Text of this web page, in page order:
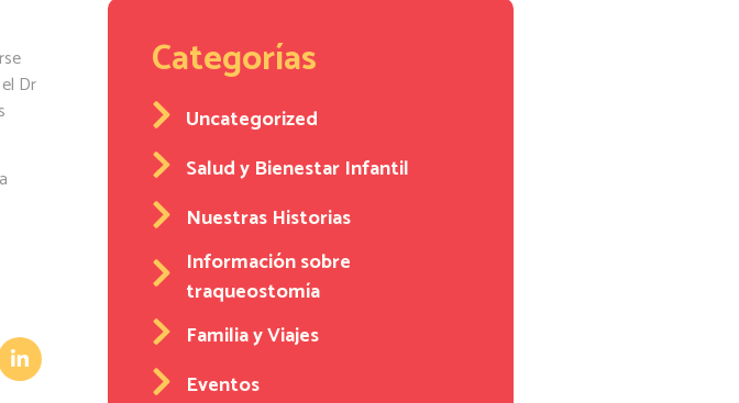
Dr
Categorías
Uncategorized
Salud y Bienestar Infantil
Nuestras Historias
Información sobre
traqueostomía
Familia y Viajes
Eventos